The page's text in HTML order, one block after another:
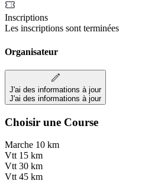
Inscriptions
Les inscriptions sont terminées
Organisateur
J'ai des informations à jour
J'ai des informations à jour
Choisir une Course
Marche 10 km
Vtt 15 km
Vtt 30 km
Vtt 45 km